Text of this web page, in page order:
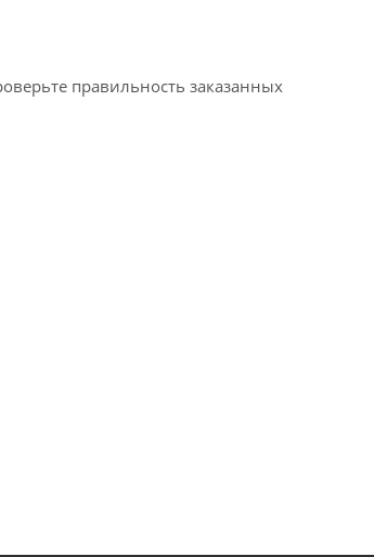
правильность заказанных